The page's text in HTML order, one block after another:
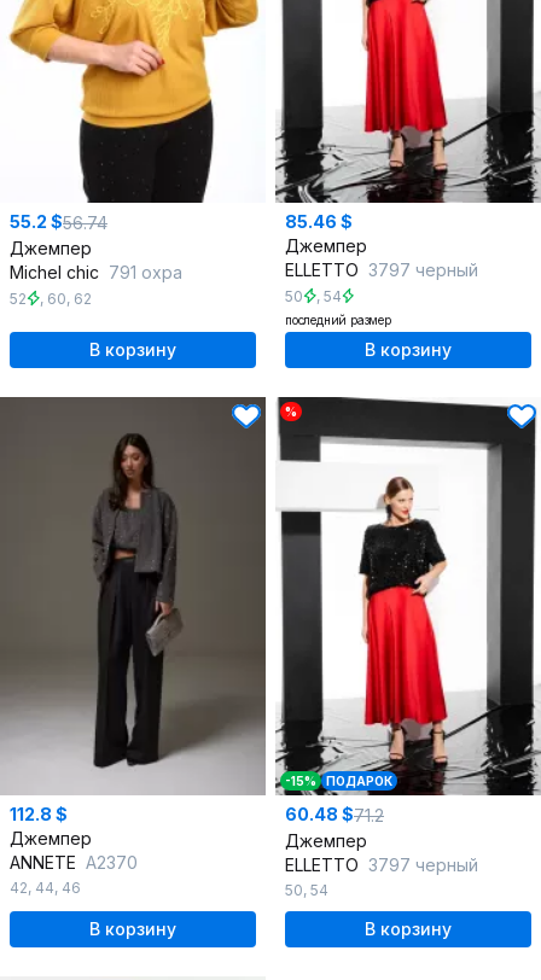
55.2 $56.74
Джемпер
Michel chic 791 охра
52 , 60, 62
В корзину
85.46 $
Джемпер
ELLETTO 3797 черный
50 , 54
последний размер
В корзину
112.8 $
Джемпер
ANNETE A2370
42, 44, 46
В корзину
%
-15% ПОДАРОК
60.48 $71.2
Джемпер
ELLETTO 3797 черный
50, 54
В корзину